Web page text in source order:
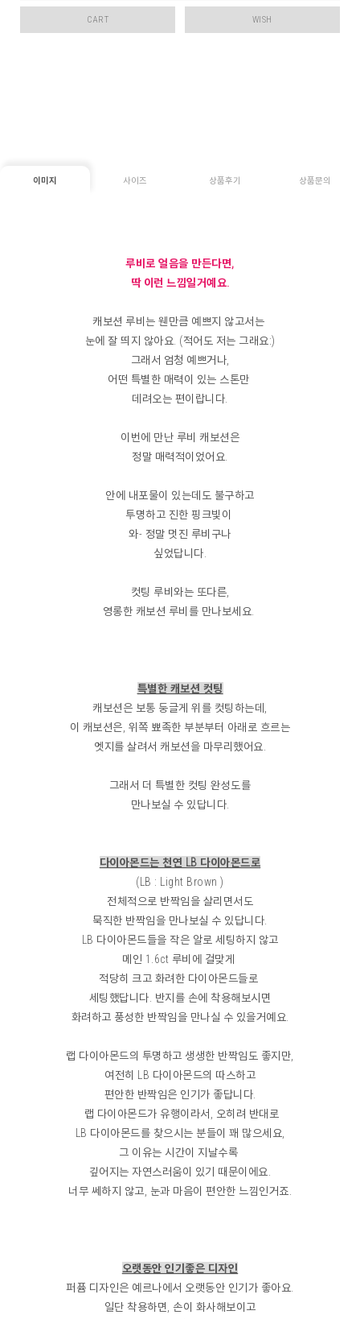
CART WISH
이미지 사이즈 상품후기 상품문의
루비로 얼음을 만든다면,
딱 이런 느낌일거예요.
캐보션 루비는 웬만큼 예쁘지 않고서는
눈에 잘 띄지 않아요. (적어도 저는 그래요:)
그래서 엄청 예쁘거나,
어떤 특별한 매력이 있는 스톤만
데려오는 편이랍니다.
이번에 만난 루비 캐보션은
정말 매력적이었어요.
안에 내포물이 있는데도 불구하고
투명하고 진한 핑크빛이
와- 정말 멋진 루비구나
싶었답니다.
컷팅 루비와는 또다른,
영롱한 캐보션 루비를 만나보세요.
특별한 캐보션 컷팅
캐보션은 보통 둥글게 위를 컷팅하는데,
이 캐보션은, 위쪽 뾰족한 부분부터 아래로 흐르는
엣지를 살려서 캐보션을 마무리했어요.
그래서 더 특별한 컷팅 완성도를
만나보실 수 있답니다.
다이아몬드는 천연 LB 다이아몬드로
(LB : Light Brown )
전체적으로 반짝임을 살리면서도
묵직한 반짝임을 만나보실 수 있답니다.
LB 다이아몬드들을 작은 알로 세팅하지 않고
메인 1.6ct 루비에 걸맞게
적당히 크고 화려한 다이아몬드들로
세팅했답니다. 반지를 손에 착용해보시면
화려하고 풍성한 반짝임을 만나실 수 있을거예요.
랩 다이아몬드의 투명하고 생생한 반짝임도 좋지만,
여전히 LB 다이아몬드의 따스하고
편안한 반짝임은 인기가 좋답니다.
랩 다이아몬드가 유행이라서, 오히려 반대로
LB 다이아몬드를 찾으시는 분들이 꽤 많으세요,
그 이유는 시간이 지날수록
깊어지는 자연스러움이 있기 때문이에요.
너무 쎄하지 않고, 눈과 마음이 편안한 느낌인거죠.
오랫동안 인기좋은 디자인
퍼퓸 디자인은 예르나에서 오랫동안 인기가 좋아요.
일단 착용하면, 손이 화사해보이고